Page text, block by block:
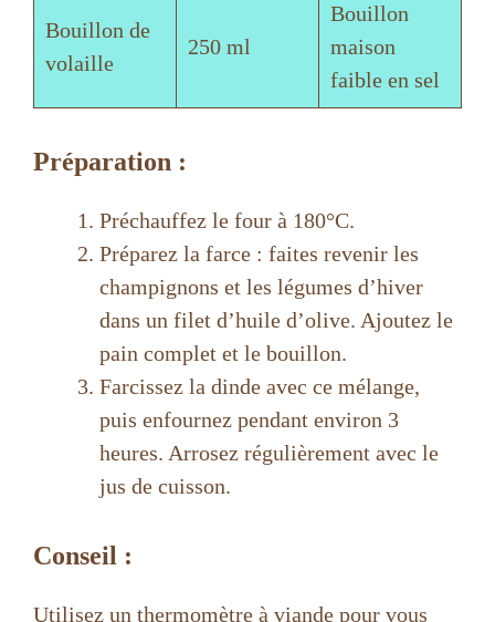
Bouillon de
volaille
250 ml
Bouillon
maison
faible en sel
Préparation :
Préchauffez le four à 180°C.
Préparez la farce : faites revenir les
champignons et les légumes d’hiver
dans un filet d’huile d’olive. Ajoutez le
pain complet et le bouillon.
Farcissez la dinde avec ce mélange,
puis enfournez pendant environ 3
heures. Arrosez régulièrement avec le
jus de cuisson.
Conseil :
Utilisez un thermomètre à viande pour vous